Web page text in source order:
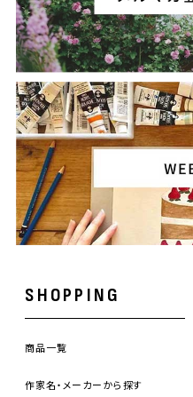
SHOPPING
商品一覧
作家名・メーカーから探す